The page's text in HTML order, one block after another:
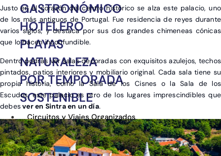
GASTRONÓMICO
HOTELERO
PLAYAS
NATURALEZA
POR TEMPORADA
SOSTENIBLE
Circuitos y Viajes Organizados
Alojamientos con ahorro
Guías de Viaje
Justo en el corazón del centro histórico se alza este palacio, uno
de los más antiguos de Portugal. Fue residencia de reyes durante
varios siglos, y destaca por sus dos grandes chimeneas cónicas
que lo hacen inconfundible.
Dentro podrás ver salas decoradas con exquisitos azulejos, techos
pintados, patios interiores y mobiliario original. Cada sala tiene su
propia historia, como la Sala de los Cisnes o la Sala de los
Escudos, este palacio es otro de los lugares imprescindibles que
debesver en Sintra en un día.